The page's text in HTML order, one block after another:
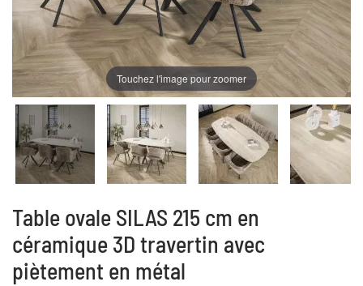
Touchez l'image pour zoomer
Table ovale SILAS 215 cm en
céramique 3D travertin avec
piètement en métal